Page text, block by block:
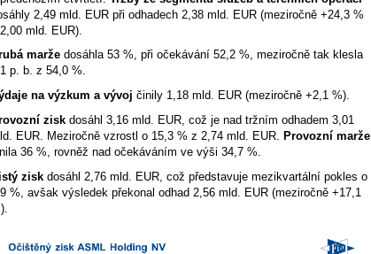
2,49 mld. EUR při odhadech 2,38 mld. EUR (meziročně +24,3 %
mld. EUR).
marže dosáhla 53 %, při očekávání 52,2 %, meziročně tak klesla
p. b. z 54,0 %.
na výzkum a vývoj činily 1,18 mld. EUR (meziročně +2,1 %).
zisk dosáhl 3,16 mld. EUR, což je nad tržním odhadem 3,01
EUR. Meziročně vzrostl o 15,3 % z 2,74 mld. EUR.
Provozní marže
36 %, rovněž nad očekáváním ve výši 34,7 %.
zisk dosáhl 2,76 mld. EUR, což představuje mezikvartální pokles o
%, avšak výsledek překonal odhad 2,56 mld. EUR (meziročně +17,1